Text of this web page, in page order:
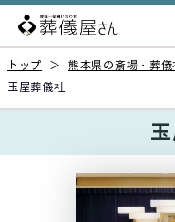
トップ ＞ 熊本県の斎場・葬儀
玉屋葬儀社